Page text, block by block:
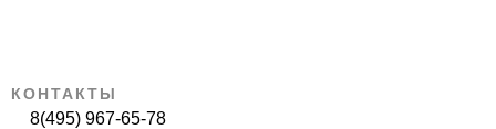
КОНТАКТЫ
8(495) 967-65-78